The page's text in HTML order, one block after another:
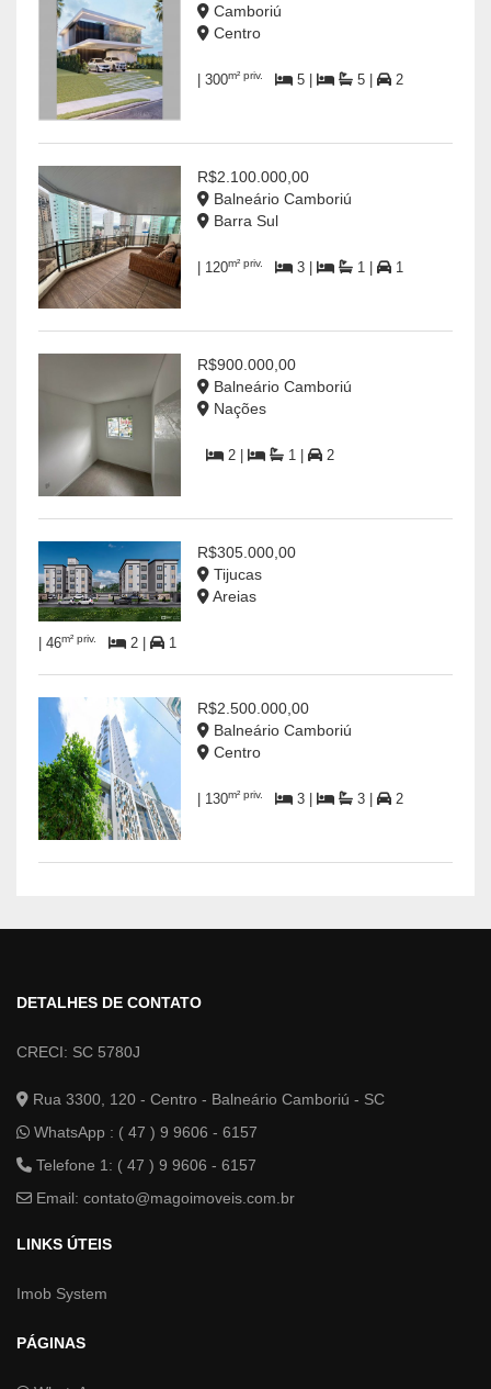
Camboriú
Centro
| 300m² priv. 5 | 5 | 2
R$2.100.000,00
Balneário Camboriú
Barra Sul
| 120m² priv. 3 | 1 | 1
R$900.000,00
Balneário Camboriú
Nações
2 | 1 | 2
R$305.000,00
Tijucas
Areias
| 46m² priv. 2 | 1
R$2.500.000,00
Balneário Camboriú
Centro
| 130m² priv. 3 | 3 | 2
DETALHES DE CONTATO
CRECI: SC 5780J
Rua 3300, 120 - Centro - Balneário Camboriú - SC
WhatsApp : ( 47 ) 9 9606 - 6157
Telefone 1: ( 47 ) 9 9606 - 6157
Email: contato@magoimoveis.com.br
LINKS ÚTEIS
Imob System
PÁGINAS